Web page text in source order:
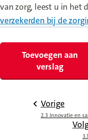
van zorg, leest u in het
verzekerden bij de
Toevoegen aan
verslag
Vorige
2.3 Innovatie en